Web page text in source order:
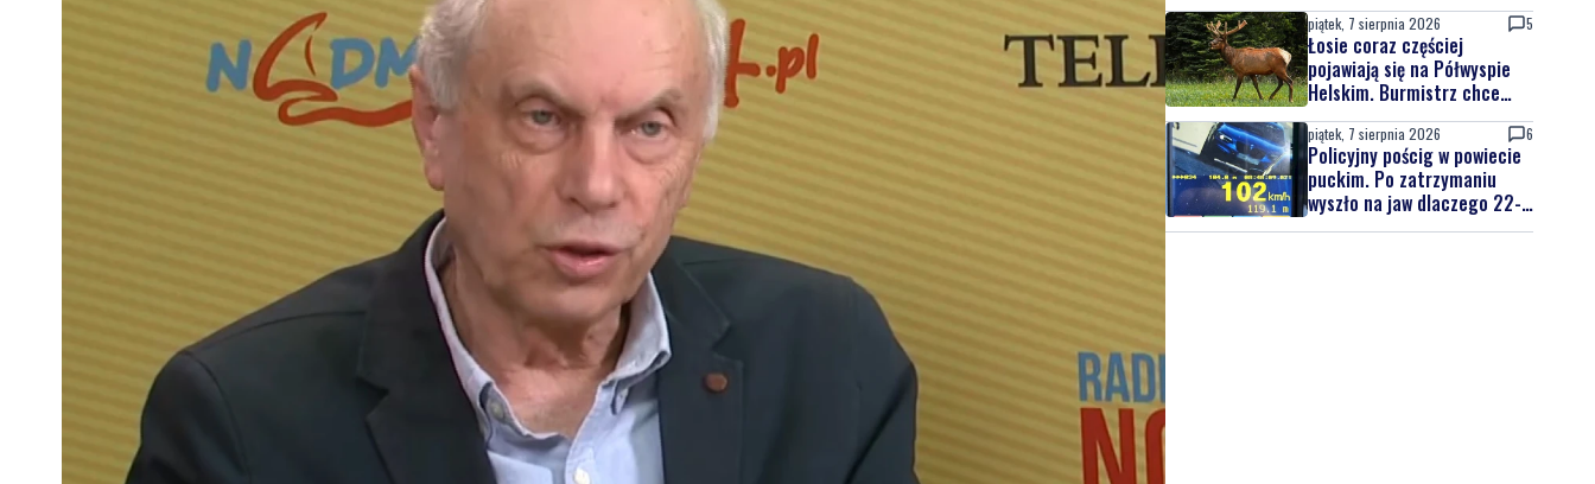
piątek, 7 sierpnia 2026 5
Łosie coraz częściej
pojawiają się na Półwyspie
Helskim. Burmistrz chce
nowych znaków drogowych
piątek, 7 sierpnia 2026 6
Policyjny pościg w powiecie
puckim. Po zatrzymaniu
wyszło na jaw dlaczego 22-
latek uciekał